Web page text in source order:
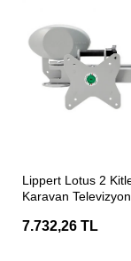
Lippert Lotus 2
Karavan Televizyon
7.732,26 TL